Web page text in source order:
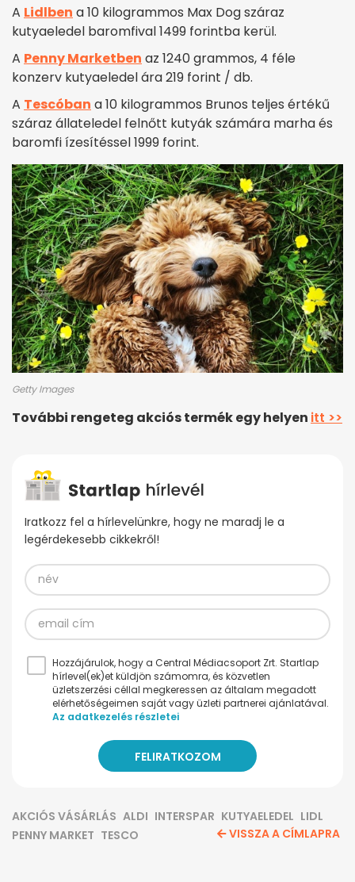
A Lidlben a 10 kilogrammos Max Dog száraz
kutyaeledel baromfival 1499 forintba kerül.
A Penny Marketben az 1240 grammos, 4 féle
konzerv kutyaeledel ára 219 forint / db.
A Tescóban a 10 kilogrammos Brunos teljes értékű
száraz állateledel felnőtt kutyák számára marha és
baromfi ízesítéssel 1999 forint.
Getty Images
További rengeteg akciós termék egy helyen itt >>
Iratkozz fel a hírlevelünkre, hogy ne maradj le a
legérdekesebb cikkekről!
Hozzájárulok, hogy a Central Médiacsoport Zrt. Startlap
hírlevel(ek)et küldjön számomra, és közvetlen
üzletszerzési céllal megkeressen az általam megadott
elérhetőségeimen saját vagy üzleti partnerei ajánlatával.
Az adatkezelés részletei
AKCIÓS VÁSÁRLÁS ALDI INTERSPAR KUTYAELEDEL LIDL
PENNY MARKET TESCO VISSZA A CÍMLAPRA